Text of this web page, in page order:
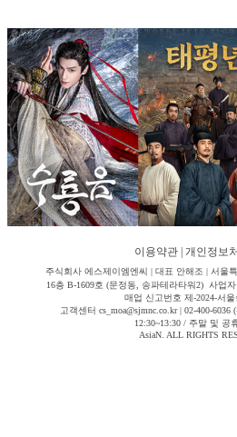
이용약관 개인정보
주식회사 에스제이엠엔씨 | 대표 안해조 | 서울
16층 B-1609호 (문정동, 송파테라타워2) 사업
매업 신고번호 제-2024-서울
고객센터 cs_moa@sjmnc.co.kr | 02-400-
12:30~13:30 / 주말 및 공
AsiaN. ALL RIGHTS